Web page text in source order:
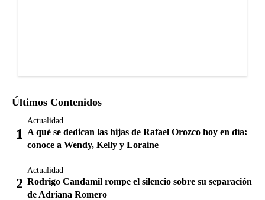
Últimos Contenidos
Actualidad
A qué se dedican las hijas de Rafael Orozco hoy en día:
conoce a Wendy, Kelly y Loraine
Actualidad
Rodrigo Candamil rompe el silencio sobre su separación
de Adriana Romero